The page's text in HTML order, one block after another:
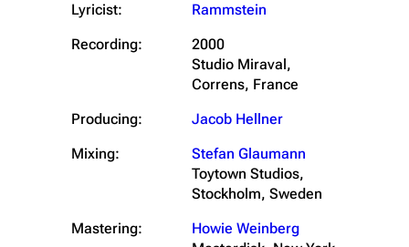
Lyricist:
Rammstein
Recording:
2000
Studio Miraval,
Correns, France
Producing:
Jacob Hellner
Mixing:
Stefan Glaumann
Toytown Studios,
Stockholm, Sweden
Mastering:
Howie Weinberg